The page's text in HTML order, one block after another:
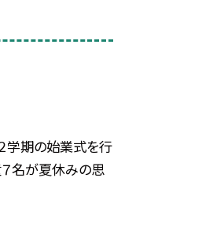
学期の始業式を行
７名が夏休みの思